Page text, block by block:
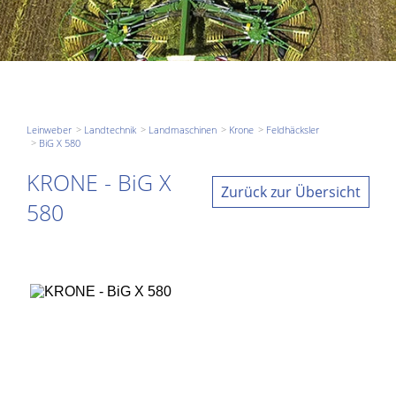
Leinweber Landtechnik Landmaschinen Krone
Feldhäcksler
BiG X 580
Zurück zur Übersicht
KRONE - BiG X
580